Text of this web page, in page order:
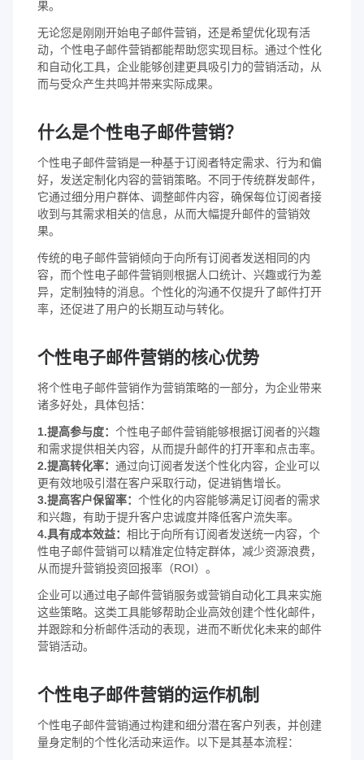
果。
无论您是刚刚开始电子邮件营销，还是希望优化现有活
动，个性电子邮件营销都能帮助您实现目标。通过个性化
和自动化工具，企业能够创建更具吸引力的营销活动，从
而与受众产生共鸣并带来实际成果。
什么是个性电子邮件营销？
个性电子邮件营销是一种基于订阅者特定需求、行为和偏
好，发送定制化内容的营销策略。不同于传统群发邮件，
它通过细分用户群体、调整邮件内容，确保每位订阅者接
收到与其需求相关的信息，从而大幅提升邮件的营销效
果。
传统的电子邮件营销倾向于向所有订阅者发送相同的内
容，而个性电子邮件营销则根据人口统计、兴趣或行为差
异，定制独特的消息。个性化的沟通不仅提升了邮件打开
率，还促进了用户的长期互动与转化。
个性电子邮件营销的核心优势
将个性电子邮件营销作为营销策略的一部分，为企业带来
诸多好处，具体包括：
1.提高参与度： 个性电子邮件营销能够根据订阅者的兴趣
和需求提供相关内容，从而提升邮件的打开率和点击率。
2.提高转化率： 通过向订阅者发送个性化内容，企业可以
更有效地吸引潜在客户采取行动，促进销售增长。
3.提高客户保留率： 个性化的内容能够满足订阅者的需求
和兴趣，有助于提升客户忠诚度并降低客户流失率。
4.具有成本效益： 相比于向所有订阅者发送统一内容，个
性电子邮件营销可以精准定位特定群体，减少资源浪费，
从而提升营销投资回报率（ROI）。
企业可以通过电子邮件营销服务或营销自动化工具来实施
这些策略。这类工具能够帮助企业高效创建个性化邮件，
并跟踪和分析邮件活动的表现，进而不断优化未来的邮件
营销活动。
个性电子邮件营销的运作机制
个性电子邮件营销通过构建和细分潜在客户列表，并创建
量身定制的个性化活动来运作。以下是其基本流程：